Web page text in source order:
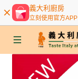
義大利廚房
立刻使用官方APP